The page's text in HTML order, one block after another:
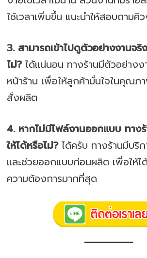
ใช้เวลาเพิ่มขึ้น แนะนำให้สอบถามคิ
3. สามารถเข้าไปดูตัวอย่างงานจริ
ไม่?ได้แน่นอน ทางร้านมีตัวอย่างง
หน้าร้าน เพื่อให้ลูกค้ามั่นใจในคุณ
สั่งผลิต
4. หากไม่มีไฟล์งานออกแบบ ทาง
ให้ได้หรือไม่?ได้ครับ ทางร้านมีบริก
และช่วยออกแบบก่อนผลิต เพื่อให้
ความต้องการมากที่สุด